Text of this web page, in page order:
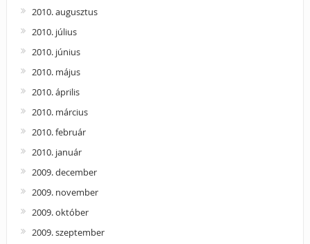
2010. augusztus
2010. július
2010. június
2010. május
2010. április
2010. március
2010. február
2010. január
2009. december
2009. november
2009. október
2009. szeptember